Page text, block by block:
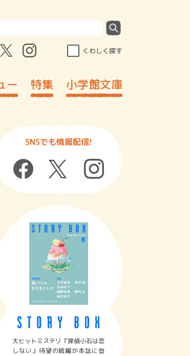
くわしく探す
ー 特集 小学館文庫
SNSでも情報配信!
大ヒットミステリ『探偵小石は恋
しない』待望の続編が本誌に登